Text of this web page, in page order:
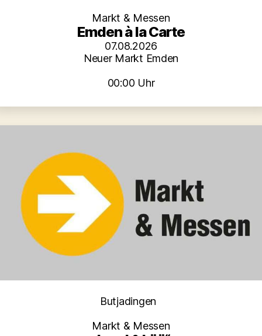
Markt & Messen
Emden à la Carte
07.08.2026
Neuer Markt Emden
00:00 Uhr
Kategorien
Butjadingen
Markt & Messen